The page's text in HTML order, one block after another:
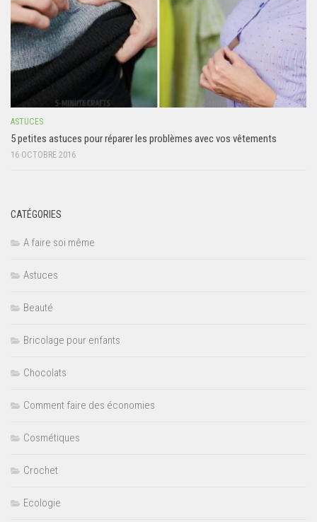
ASTUCES
5 petites astuces pour réparer les problèmes avec vos vêtements
16 OCTOBRE 2016
CATÉGORIES
A faire soi même
Astuces
Beauté
Bricolage pour enfants
Chocolats
Comment faire des économies
Cosmétiques
Crochet
Ecologie